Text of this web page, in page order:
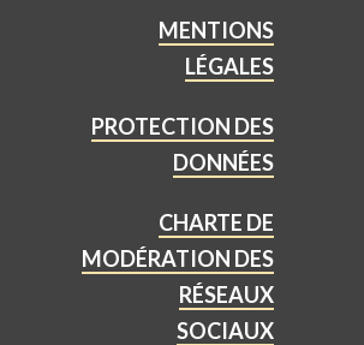
MENTIONS
LÉGALES
PROTECTION DES
DONNÉES
CHARTE DE
MODÉRATION DES
RÉSEAUX
SOCIAUX